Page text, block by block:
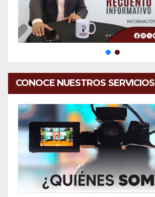
CONOCE NUESTROS SERVICIOS